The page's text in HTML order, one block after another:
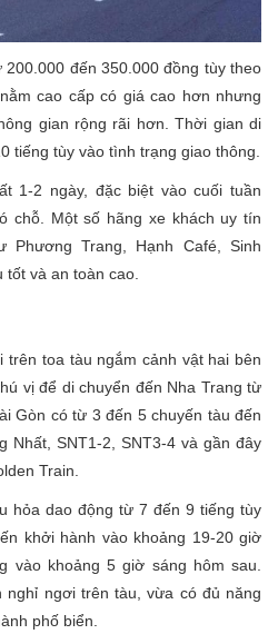
đến 350.000 đồng tùy theo
cao cấp có giá cao hơn nhưng
gian rộng rãi hơn. Thời gian di
tiếng tùy vào tình trạng giao thông.
1-2 ngày, đặc biệt vào cuối tuần
chỗ. Một số hãng xe khách uy tín
Phương Trang, Hạnh Café, Sinh
và an toàn cao.
trên toa tàu ngắm cảnh vật hai bên
vị để di chuyển đến Nha Trang từ
Gòn có từ 3 đến 5 chuyến tàu đến
Nhất, SNT1-2, SNT3-4 và gần đây
Train.
hỏa dao động từ 7 đến 9 tiếng tùy
khởi hành vào khoảng 19-20 giờ
vào khoảng 5 giờ sáng hôm sau.
nghỉ ngơi trên tàu, vừa có đủ năng
phố biển.